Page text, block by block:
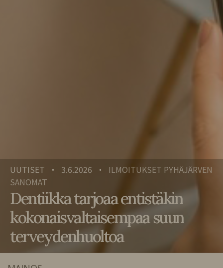
UUTISET • 3.6.2026 •
ILMOITUKSET PYHÄJÄRVEN
SANOMAT
Dentiikka tarjoaa entistäkin
kokonaisvaltaisempaa suun
terveydenhuoltoa